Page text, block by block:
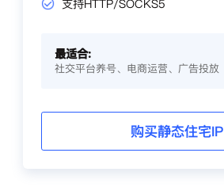
支持HTTP/SOCKS5
最适合:
社交平台养号、电商运营、广告投放
购买静态住宅IP